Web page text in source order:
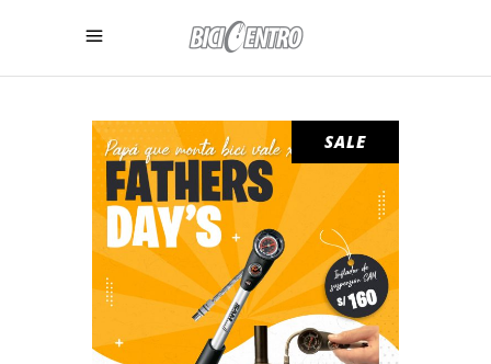
SALE